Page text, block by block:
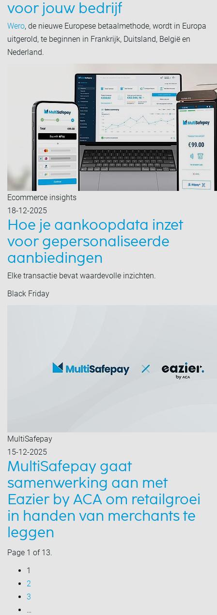
voor jouw bedrijf
Wero, de nieuwe Europese betaalmethode, wordt in Europa
uitgerold, te beginnen in Frankrijk, Duitsland, België en
Nederland.
Ecommerce insights
18-12-2025
Hoe je aankoopdata inzet
voor gepersonaliseerde
aanbiedingen
Elke transactie bevat waardevolle inzichten.
Black Friday
MultiSafepay
15-12-2025
MultiSafepay gaat
samenwerking aan met
Eazier by ACA om retailgroei
in handen van merchants te
leggen
Page 1 of 13.
1
2
3
…